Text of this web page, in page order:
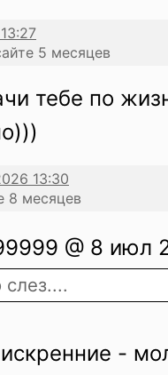
5 месяцев
тебе по
8 месяцев
@ 8 июл
-